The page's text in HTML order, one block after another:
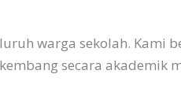
warga sekolah.
secara akademik